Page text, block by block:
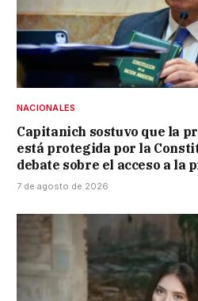
NACIONALES
Capitanich sostuvo que la
está protegida por la
debate sobre el acceso a la
7 de agosto de 2026